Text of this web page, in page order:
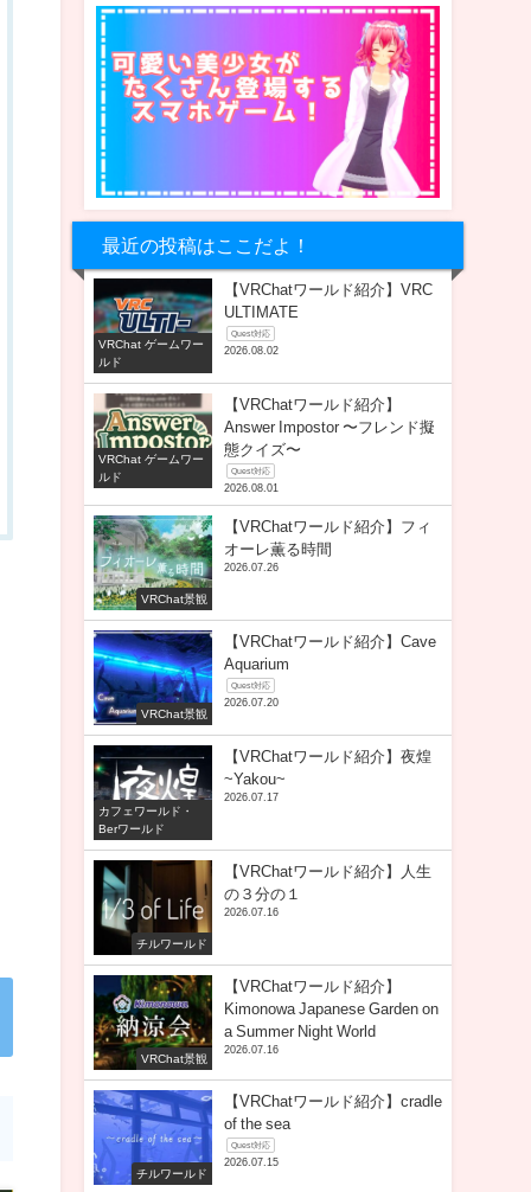
最近の投稿はここだよ！
VRChat ゲームワー
ルド
【VRChatワールド紹介】VRC
ULTIMATE
Quest対応
2026.08.02
VRChat ゲームワー
ルド
【VRChatワールド紹介】
Answer Impostor 〜フレンド擬
態クイズ〜
Quest対応
2026.08.01
VRChat景観
【VRChatワールド紹介】フィ
オーレ薫る時間
2026.07.26
VRChat景観
【VRChatワールド紹介】Cave
Aquarium
Quest対応
2026.07.20
カフェワールド・
Berワールド
【VRChatワールド紹介】夜煌
~Yakou~
2026.07.17
チルワールド
【VRChatワールド紹介】人生
の３分の１
2026.07.16
VRChat景観
【VRChatワールド紹介】
Kimonowa Japanese Garden on
a Summer Night World
2026.07.16
チルワールド
【VRChatワールド紹介】cradle
of the sea
Quest対応
2026.07.15